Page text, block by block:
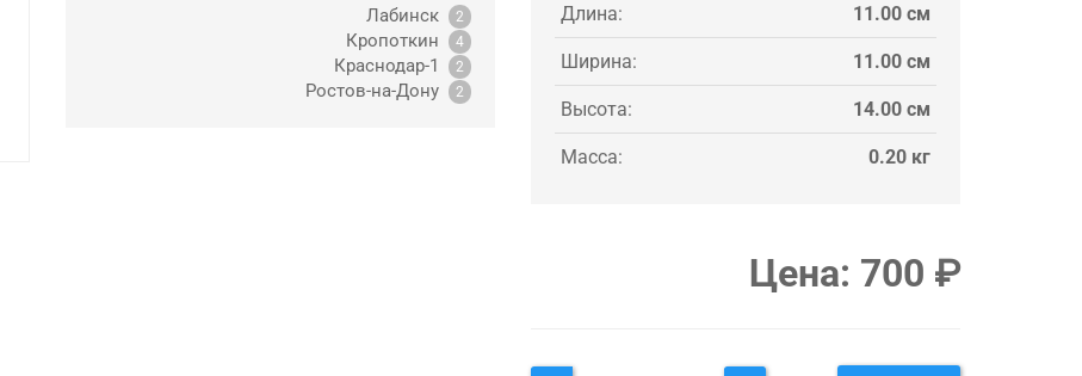
Лабинск 2
Кропоткин 4
Краснодар-1 2
Ростов-на-Дону 2
Длина: 11.00 см
Ширина: 11.00 см
Высота: 14.00 см
Масса: 0.20 кг
Цена: 700 ₽